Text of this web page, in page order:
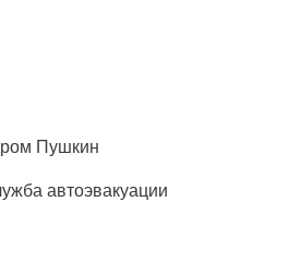
Пушкин
автоэвакуации